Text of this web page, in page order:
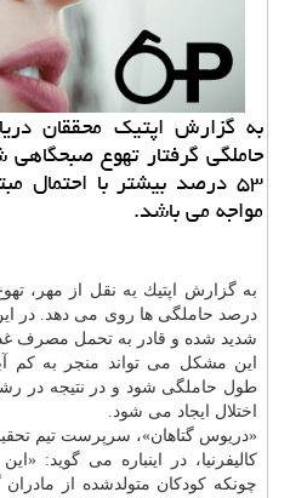
به گزارش اپتیك محققان
حاملگی گرفتار تهوع
۵۳ درصد بیشتر با احتمال
مواجه می باشد.
درصد حاملگی ها روی می دهد. در
شدید شده و قادر به تحمل مصرف
این مشكل می تواند منجر به كم
طول حاملگی شود و در نتیجه در
اختلال ایجاد می شود.
«دریوس گتاهان»، سرپرست تیم
كالیفرنیا، در اینباره می گوید:
چونكه كودكان متولدشده از